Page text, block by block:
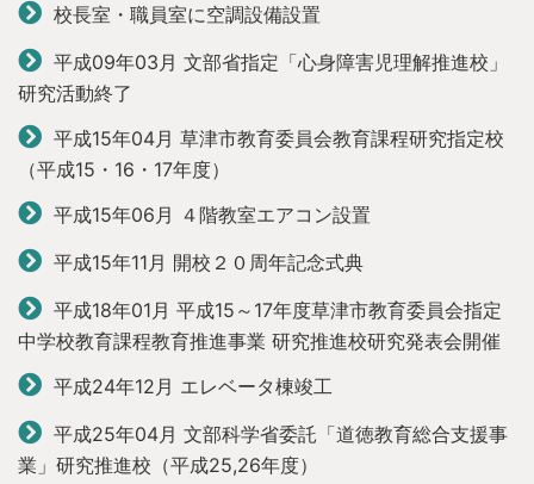
校長室・職員室に空調設備設置
平成09年03月 文部省指定「心身障害児理解推進校」
研究活動終了
平成15年04月 草津市教育委員会教育課程研究指定校
（平成15・16・17年度）
平成15年06月 ４階教室エアコン設置
平成15年11月 開校２０周年記念式典
平成18年01月 平成15～17年度草津市教育委員会指定
中学校教育課程教育推進事業 研究推進校研究発表会開催
平成24年12月 エレベータ棟竣工
平成25年04月 文部科学省委託「道徳教育総合支援事
業」研究推進校（平成25,26年度）